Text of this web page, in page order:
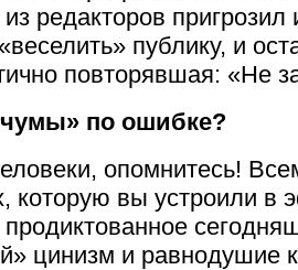
редакторов
публику, и
повторявшая: «Не
по ошибке?
опомнитесь!
которую вы устроили
цинизм и равнодушие